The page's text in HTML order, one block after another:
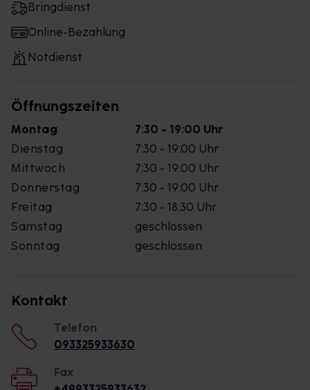
Bringdienst
Online-Bezahlung
Notdienst
Öffnungszeiten
Montag
7:30 - 19:00 Uhr
Dienstag
7:30 - 19:00 Uhr
Mittwoch
7:30 - 19:00 Uhr
Donnerstag
7:30 - 19:00 Uhr
Freitag
7:30 - 18:30 Uhr
Samstag
geschlossen
Sonntag
geschlossen
Kontakt
Telefon
093325933630
Fax